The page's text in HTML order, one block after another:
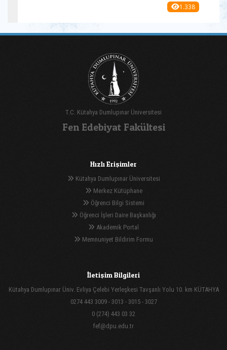
1.338
T.C. Kütahya Dumlupınar Üniversitesi
Fen Edebiyat Fakültesi
Hızlı Erişimler
Kütahya Dumlupınar Üniversitesi
Merkez Kütüphane
Öğrenci Bilgi Sistemi
Öğrenci İşleri Daire Başkanlığı
Akademik Portal
Memnuniyet Bildirim Formu
İletişim Bilgileri
Kütahya Dumlupınar Üniv. Evliya Çelebi Yerleşkesi Tavşanlı Yolu 10. km KÜTAHYA
0274 443 3009 - 3013 - 3015 - 3027
0 (274) 443 03 32
fef@dpu.edu.tr